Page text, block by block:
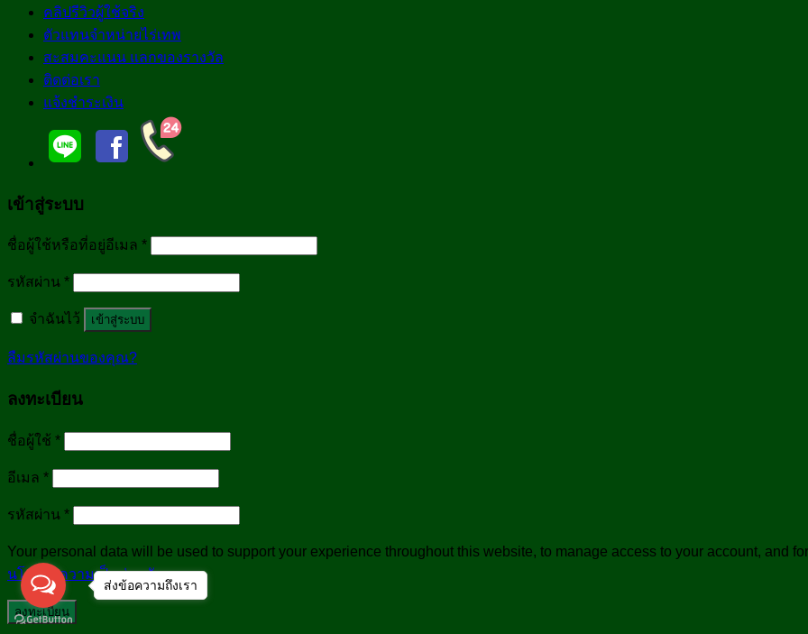
คลิปรีวิวผู้ใช้จริง
ตัวแทนจำหน่ายไร่เทพ
สะสมคะแนน แลกของรางวัล
ติดต่อเรา
แจ้งชำระเงิน
เข้าสู่ระบบ
ชื่อผู้ใช้หรือที่อยู่อีเมล *
รหัสผ่าน *
จำฉันไว้ เข้าสู่ระบบ
ลืมรหัสผ่านของคุณ?
ลงทะเบียน
ชื่อผู้ใช้ *
อีเมล *
รหัสผ่าน *
Your personal data will be used to support your experience throughout this website, to manage access to your account, and
นโยบายความเป็นส่วนตัว.
ลงทะเบียน
ส่งข้อความถึงเรา